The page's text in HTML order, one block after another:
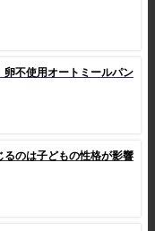
卵不使用オートミールパン
るのは子どもの性格が影響